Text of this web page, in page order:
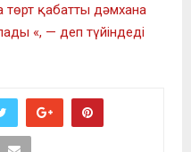
төрт қабатты дәмхана
«, — деп түйіндеді